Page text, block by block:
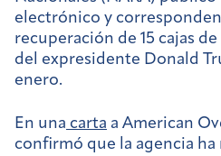
electrónico y
recuperación de 15 cajas
del expresidente Donald
enero.
En una carta a American
confirmó que la agencia